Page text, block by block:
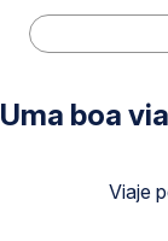
Uma boa
Viaje